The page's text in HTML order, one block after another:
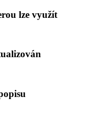
lze využít